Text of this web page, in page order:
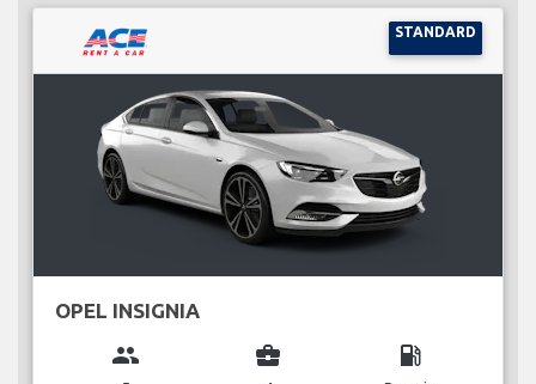
STANDARD
OPEL INSIGNIA
group business_center local_gas_station